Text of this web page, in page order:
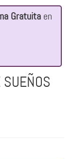
Gratuitaen